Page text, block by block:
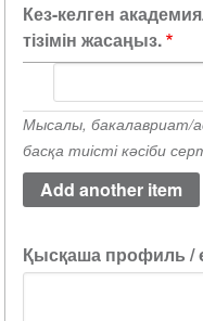
Кез-келген
тізімін жасаңыз.
келген
академиялық
біліктіліктің
тізімін
жасаңыз.
1)
Мысалы, бакалавриат/
басқа тиісті кәсіби
Қысқаша профиль /